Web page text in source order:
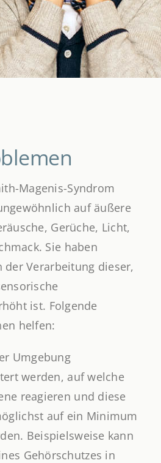
Magenis-Syndrom
auf äußere
Gerüche, Licht,
Sie haben
der Verarbeitung dieser,
ist. Folgende
helfen:
Umgebung
werden, auf welche
reagieren und diese
auf ein Minimum
Beispielsweise kann
Gehörschutzes in